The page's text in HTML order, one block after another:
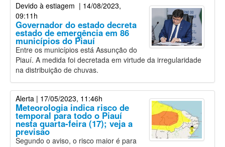
Devido à estiagem | 14/08/2023,
09:11h
Governador do estado decreta
estado de emergência em 86
municípios do Piauí
Entre os municípios está Assunção do
Piauí. A medida foi decretada em virtude da irregularidade
na distribuição de chuvas.
Alerta | 17/05/2023, 11:46h
Meteorologia indica risco de
temporal para todo o Piauí
nesta quarta-feira (17); veja a
previsão
Segundo o aviso, o risco maior é para